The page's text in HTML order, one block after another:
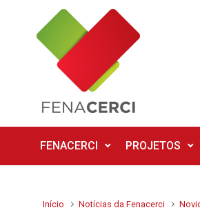
Skip to main content
FENACERCI PROJETOS
Início Notícias da Fenacerci